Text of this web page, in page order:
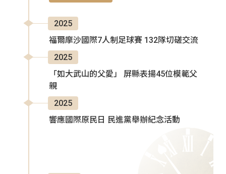
2025
福爾摩沙國際7人制足球賽 132隊切磋交流
2025
「如大武山的父愛」 屏縣表揚45位模範父
親
2025
響應國際原民日 民進黨舉辦紀念活動